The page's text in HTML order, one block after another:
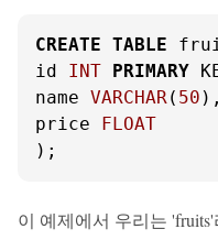
CREATE TABLE
id INT PRIMARY
name VARCHAR( 50 ),
price FLOAT
);
이 예제에서 우리는